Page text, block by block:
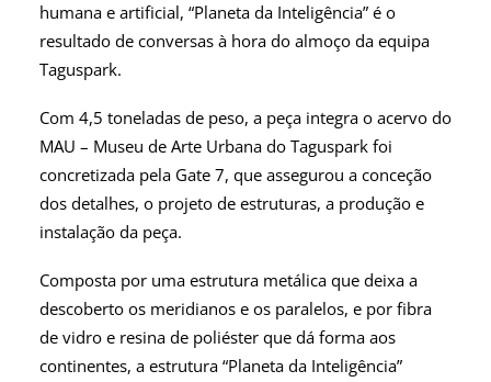
humana e artificial, “Planeta da Inteligência” é o
resultado de conversas à hora do almoço da equipa
Taguspark.
Com 4,5 toneladas de peso, a peça integra o acervo do
MAU – Museu de Arte Urbana do Taguspark foi
concretizada pela Gate 7, que assegurou a conceção
dos detalhes, o projeto de estruturas, a produção e
instalação da peça.
Composta por uma estrutura metálica que deixa a
descoberto os meridianos e os paralelos, e por fibra
de vidro e resina de poliéster que dá forma aos
continentes, a estrutura “Planeta da Inteligência”